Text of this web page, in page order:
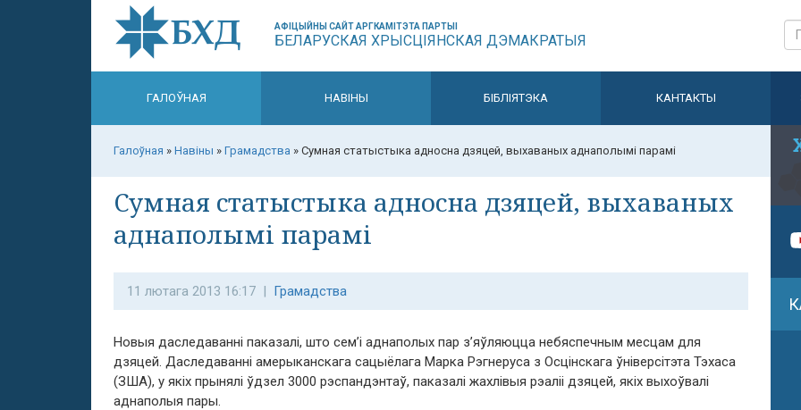
АФІЦЫЙНЫ САЙТ АРГКАМІТЭТА ПАРТЫІ
БЕЛАРУСКАЯ ХРЫСЦІЯНСКАЯ ДЭМАКРАТЫЯ
ГАЛОЎНАЯ НАВІНЫ БІБЛІЯТЭКА КАНТАКТЫ
Галоўная » Навіны » Грамадства » Сумная статыстыка адносна дзяцей, выхаваных аднаполымі парамі
Сумная статыстыка адносна дзяцей, выхаваных
аднаполымі парамі
11 лютага 2013 16:17 | Грамадства
Новыя даследаванні паказалі, што сем’і аднаполых пар з’яўляюцца небяспечным месцам для
дзяцей. Даследаванні амерыканскага сацыёлага Марка Рэгнеруса з Осцінскага ўніверсітэта Тэхаса
(ЗША), у якіх прынялі ўдзел 3000 рэспандэнтаў, паказалі жахлівыя рэаліі дзяцей, якіх выхоўвалі
аднаполыя пары.